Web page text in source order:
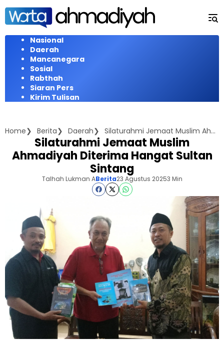
Langsung
konten
Nasional
Daerah
Mancanegara
Sosial
Rabthah
Siaran Pers
Kirim Tulisan
Home Berita Daerah Silaturahmi Jemaat Muslim Ahmadiyah Diterima Hangat Sultan Sintang
Silaturahmi Jemaat Muslim
Ahmadiyah Diterima Hangat Sultan
Sintang
Talhah Lukman ABerita23 Agustus 20253 Min